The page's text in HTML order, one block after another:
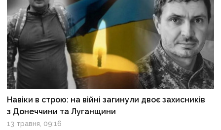
Навіки в строю: на війні загинули двоє захисників
з Донеччини та Луганщини
13 травня, 09:16